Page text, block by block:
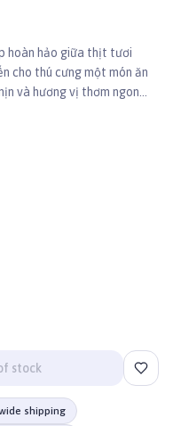
hoàn hảo giữa thịt tươi
cho thú cưng một món ăn
và hương vị thơm ngon
stock
shipping